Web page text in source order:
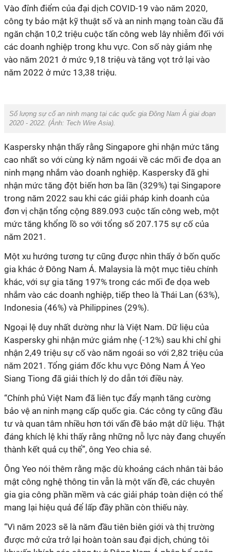
Vào đỉnh điểm của đại dịch COVID-19 vào năm 2020,
công ty bảo mật kỹ thuật số và an ninh mạng toàn cầu đã
ngăn chặn 10,2 triệu cuộc tấn công web lây nhiễm đối với
các doanh nghiệp trong khu vực. Con số này giảm nhẹ
vào năm 2021 ở mức 9,18 triệu và tăng vọt trở lại vào
năm 2022 ở mức 13,38 triệu.
Số lượng sự cố an ninh mạng tại các quốc gia Đông Nam Á giai đoạn
2020 - 2022. (Ảnh: Tech Wire Asia).
Kaspersky nhận thấy rằng Singapore ghi nhận mức tăng
cao nhất so với cùng kỳ năm ngoái về các mối đe dọa an
ninh mạng nhắm vào doanh nghiệp. Kaspersky đã ghi
nhận mức tăng đột biến hơn ba lần (329%) tại Singapore
trong năm 2022 sau khi các giải pháp kinh doanh của
đơn vị chặn tổng cộng 889.093 cuộc tấn công web, một
mức tăng khổng lồ so với tổng số 207.175 sự cố của
năm 2021.
Một xu hướng tương tự cũng được nhìn thấy ở bốn quốc
gia khác ở Đông Nam Á. Malaysia là một mục tiêu chính
khác, với sự gia tăng 197% trong các mối đe dọa web
nhắm vào các doanh nghiệp, tiếp theo là Thái Lan (63%),
Indonesia (46%) và Philippines (29%).
Ngoại lệ duy nhất dường như là Việt Nam. Dữ liệu của
Kaspersky ghi nhận mức giảm nhẹ (-12%) sau khi chỉ ghi
nhận 2,49 triệu sự cố vào năm ngoái so với 2,82 triệu của
năm 2021. Tổng giám đốc khu vực Đông Nam Á Yeo
Siang Tiong đã giải thích lý do dẫn tới điều này.
“Chính phủ Việt Nam đã liên tục đẩy mạnh tăng cường
bảo vệ an ninh mạng cấp quốc gia. Các công ty cũng đầu
tư và quan tâm nhiều hơn tới vấn đề bảo mật dữ liệu. Thật
đáng khích lệ khi thấy rằng những nỗ lực này đang chuyển
thành kết quả cụ thể”, ông Yeo chia sẻ.
Ông Yeo nói thêm rằng mặc dù khoảng cách nhân tài bảo
mật công nghệ thông tin vẫn là một vấn đề, các chuyên
gia gia công phần mềm và các giải pháp toàn diện có thể
mang lại hiệu quả để lấp đầy phần còn thiếu này.
“Vì năm 2023 sẽ là năm đầu tiên biên giới và thị trường
được mở cửa trở lại hoàn toàn sau đại dịch, chúng tôi